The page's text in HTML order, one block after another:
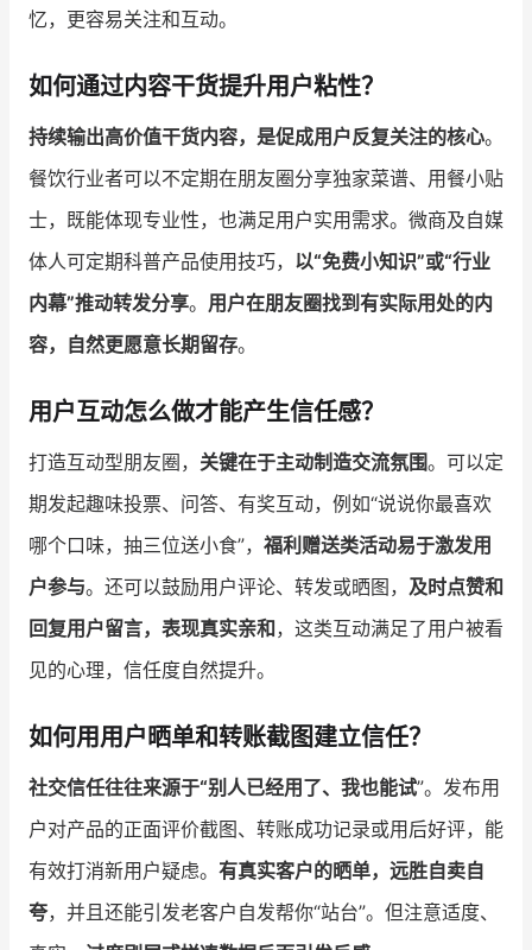
忆，更容易关注和互动。
如何通过内容干货提升用户粘性？
持续输出高价值干货内容，是促成用户反复关注的核心。
餐饮行业者可以不定期在朋友圈分享独家菜谱、用餐小贴
士，既能体现专业性，也满足用户实用需求。微商及自媒
体人可定期科普产品使用技巧， 以“免费小知识”或“行业
内幕”推动转发分享。 用户在朋友圈找到有实际用处的内
容，自然更愿意长期留存。
用户互动怎么做才能产生信任感？
打造互动型朋友圈， 关键在于主动制造交流氛围。可以定
期发起趣味投票、问答、有奖互动，例如“说说你最喜欢
哪个口味，抽三位送小食”， 福利赠送类活动易于激发用
户参与。还可以鼓励用户评论、转发或晒图， 及时点赞和
回复用户留言，表现真实亲和，这类互动满足了用户被看
见的心理，信任度自然提升。
如何用用户晒单和转账截图建立信任？
社交信任往往来源于“别人已经用了、我也能试”。发布用
户对产品的正面评价截图、转账成功记录或用后好评，能
有效打消新用户疑虑。 有真实客户的晒单，远胜自卖自
夸，并且还能引发老客户自发帮你“站台”。但注意适度、